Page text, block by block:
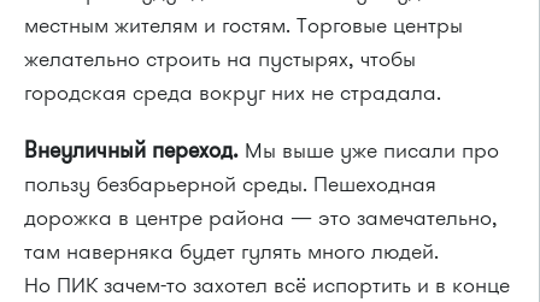
местным жителям и гостям. Торговые центры
желательно строить на пустырях, чтобы
городская среда вокруг них не страдала.
Внеуличный переход. Мы выше уже писали про
пользу безбарьерной среды. Пешеходная
дорожка в центре района — это замечательно,
там наверняка будет гулять много людей.
Но ПИК зачем-то захотел всё испортить и в конце